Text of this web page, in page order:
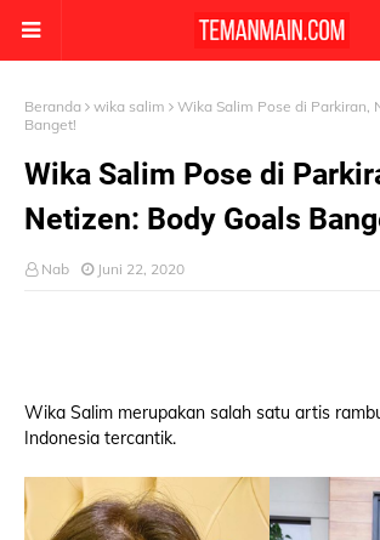
Beranda wika salim
Wika Salim Pose di Parkiran,
Banget!
Wika Salim Pose di
Netizen: Body Goals
Nab Juni 22, 2020
Wika Salim merupakan salah satu artis
Indonesia tercantik.